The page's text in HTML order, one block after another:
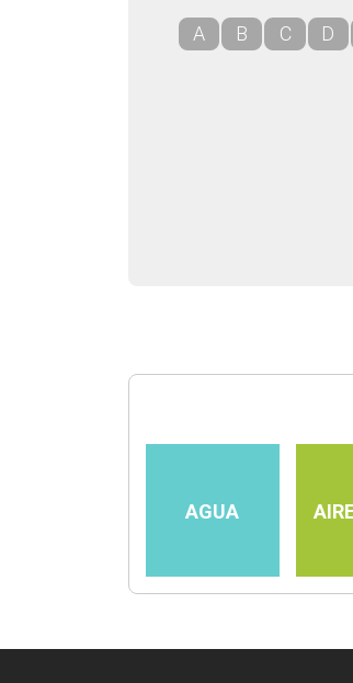
A B C D
AGUA